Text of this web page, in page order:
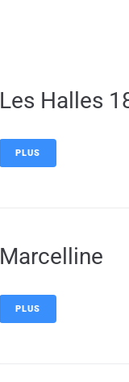
Les Halles
PLUS
Marcelline
PLUS